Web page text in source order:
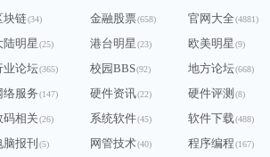
块链(34) 金融股票(658) 官网大全(4881)
陆明星(25) 港台明星(23) 欧美明星(9)
业论坛(365) 校园BBS(92) 地方论坛(668)
络服务(147) 硬件资讯(22) 硬件评测 (8)
码相关(26) 系统软件(45) 软件下载(488)
脑报刊 (5) 网管技术(40) 程序编程(167)